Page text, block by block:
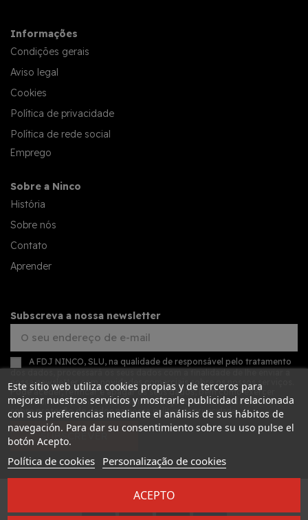
Informações
Condições gerais
Aviso legal
Cookies
Política de privacidade
Política de rede social
Emprego
Sobre a Ninco
História
Sobre nós
Contato
Aprender
Subscreva a nossa newsletter
A FDJ NINCO, SLU, na qualidade de responsável pelo tratamento
nossa newsletter com novidades comerciais sobre os nossos serviços.
Pode aceder, retificar e apagar os seus dados, bem como exercer
outros direitos, consultando as informações adicionais detalhadas
sobre proteção de dados na nossa política de privacidade
SUBSCREVER
Desarrollado por
Este sitio web utiliza cookies propias y de terceros para
mejorar nuestros servicios y mostrarle publicidad relacionada
con sus preferencias mediante el análisis de sus hábitos de
navegación. Para dar su consentimiento sobre su uso pulse el
botón Acepto.
Política de cookies Personalização de cookies
ACEPTO